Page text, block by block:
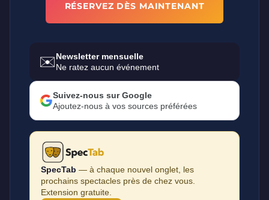
RÉSERVEZ DÈS MAINTENANT
✉️Newsletter mensuelle
Ne ratez aucun événement
Suivez-nous sur Google
Ajoutez-nous à vos sources préférées
SpecTab — à chaque nouvel onglet, les
prochains spectacles près de chez vous.
Extension gratuite.